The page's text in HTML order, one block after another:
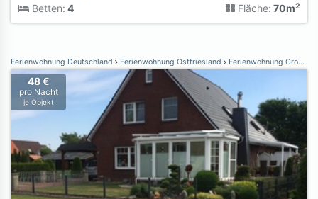
Betten: 4 Fläche: 70m2
Ferienwohnung Deutschland Ferienwohnung Ostfriesland Ferienwohnung Großheide
48 €
pro Nacht
je Objekt